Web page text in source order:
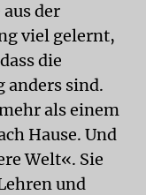
der
viel gelernt,
die
anders sind.
als einem
Hause. Und
Welt«. Sie
und